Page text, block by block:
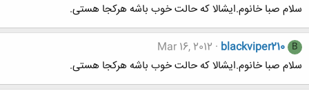
سلام صبا خانوم.ايشالا كه حالت خوب باشه هركجا هستی.
B
blackviper210
Mar 16, 2012
سلام صبا خانوم.ايشالا كه حالت خوب باشه هركجا هستی.